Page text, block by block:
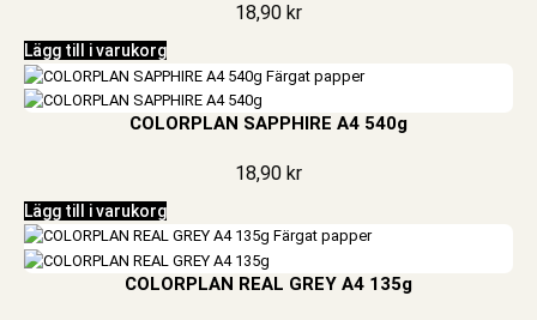
18,90 kr
Lägg till i varukorg
COLORPLAN SAPPHIRE A4 540g
18,90 kr
Lägg till i varukorg
COLORPLAN REAL GREY A4 135g